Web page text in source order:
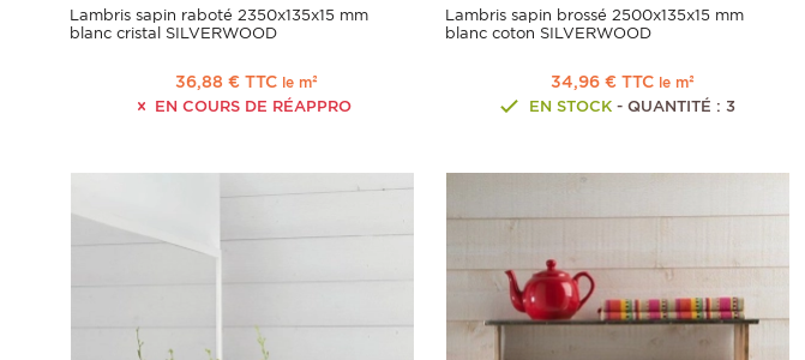
Lambris sapin raboté 2350x135x15 mm
blanc cristal SILVERWOOD
36,88 € TTC le m²
EN COURS DE RÉAPPRO
Lambris sapin brossé 2500x135x15 mm
blanc coton SILVERWOOD
34,96 € TTC le m²
EN STOCK - QUANTITÉ : 3